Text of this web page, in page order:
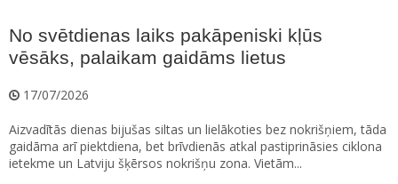
No svētdienas laiks pakāpeniski kļūs
vēsāks, palaikam gaidāms lietus
17/07/2026
Aizvadītās dienas bijušas siltas un lielākoties bez nokrišņiem, tāda
gaidāma arī piektdiena, bet brīvdienās atkal pastiprināsies ciklona
ietekme un Latviju šķērsos nokrišņu zona. Vietām...